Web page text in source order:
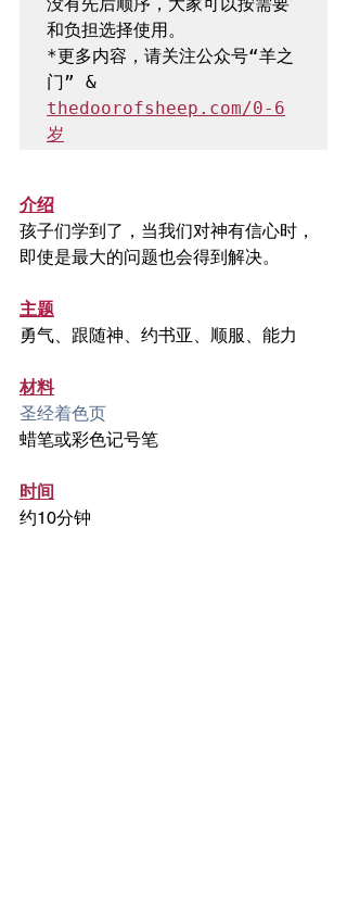
和负担选择使用。
*更多内容，请关注公众号“羊之
thedoorofsheep.com/0-6
岁
介绍
孩子们学到了，当我们对神有信心时，
即使是最大的问题也会得到解决。
主题
勇气、跟随神、约书亚、顺服、能力
材料
圣经着色页
蜡笔或彩色记号笔
时间
约10分钟